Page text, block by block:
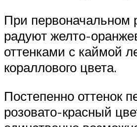
При первоначальном
радуют желто-
оттенками с каймой
кораллового цвета.
Постепенно оттенок
розовато-красный